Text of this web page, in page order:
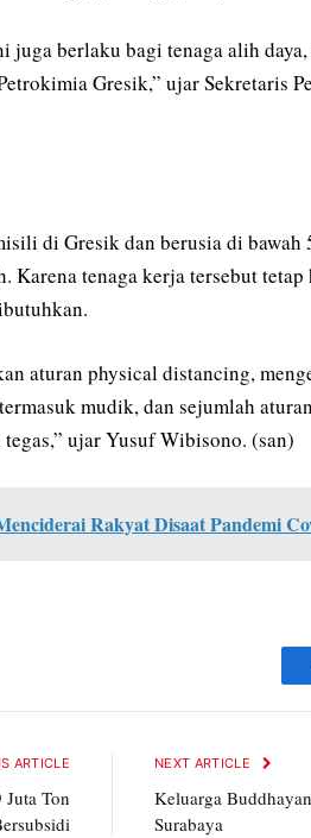
juga berlaku bagi tenaga alih
Gresik,” ujar Sekretaris
di Gresik dan berusia di
Karena tenaga kerja tersebut
aturan physical distancing,
mudik, dan sejumlah
ujar Yusuf Wibisono. (san)
Rakyat Disaat Pandemi
ARTICLE
Ton
NEXT ARTICLE
Keluarga
Surabaya